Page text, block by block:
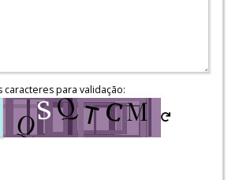
caracteres para validação: